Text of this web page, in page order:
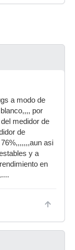
a modo de
por
medidor de
de
asi
y a
en